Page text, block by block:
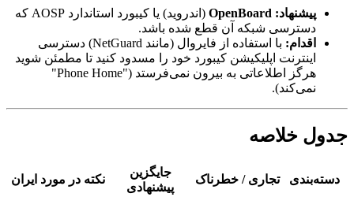
پیشنهاد: OpenBoard
(اندروید) یا کیبورد استاندارد AOSP که
دسترسی شبکه آن قطع شده باشد.
اقدام:
با استفاده از فایروال (مانند NetGuard) دسترسی
اینترنت اپلیکیشن کیبورد خود را مسدود کنید تا مطمئن شوید
هرگز اطلاعاتی به بیرون نمی‌فرستد ("Phone Home"
نمی‌کند).
جدول خلاصه
دسته‌بندی تجاری / خطرناک
جایگزین
پیشنهادی
نکته در مورد ایران